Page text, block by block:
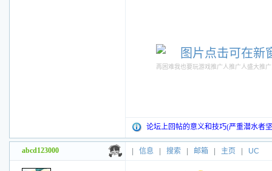
再困难我也要玩游戏推广人推广人盛大推
论坛上回帖的意义和技巧(严重潜水者
abcd123000 信息 搜索 邮箱 主页 UC